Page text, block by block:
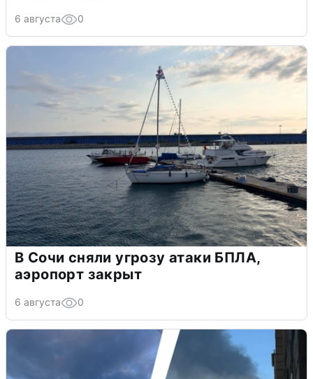
6 августа 0
В Сочи сняли угрозу атаки БПЛА,
аэропорт закрыт
6 августа 0